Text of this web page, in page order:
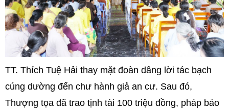
TT. Thích Tuệ Hải thay mặt đoàn dâng lời tác bạch
cúng dường đến chư hành giả an cư. Sau đó,
Thượng tọa đã trao tịnh tài 100 triệu đồng, pháp bảo